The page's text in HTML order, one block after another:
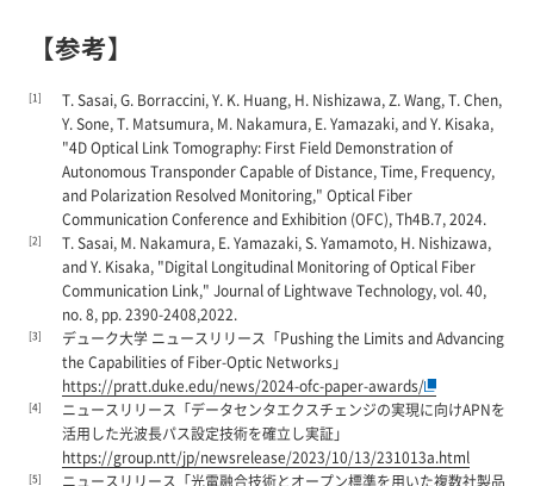
【参考】
[1]
T. Sasai, G. Borraccini, Y. K. Huang, H. Nishizawa, Z. Wang, T. Chen,
Y. Sone, T. Matsumura, M. Nakamura, E. Yamazaki, and Y. Kisaka,
"4D Optical Link Tomography: First Field Demonstration of
Autonomous Transponder Capable of Distance, Time, Frequency,
and Polarization Resolved Monitoring," Optical Fiber
Communication Conference and Exhibition (OFC), Th4B.7, 2024.
[2]
T. Sasai, M. Nakamura, E. Yamazaki, S. Yamamoto, H. Nishizawa,
and Y. Kisaka, "Digital Longitudinal Monitoring of Optical Fiber
Communication Link," Journal of Lightwave Technology, vol. 40,
no. 8, pp. 2390-2408,2022.
[3]
デューク大学 ニュースリリース「Pushing the Limits and Advancing
the Capabilities of Fiber-Optic Networks」
https://pratt.duke.edu/news/2024-ofc-paper-awards/
[4]
ニュースリリース「データセンタエクスチェンジの実現に向けAPNを
活用した光波長パス設定技術を確立し実証」
https://group.ntt/jp/newsrelease/2023/10/13/231013a.html
[5]
ニュースリリース「光電融合技術とオープン標準を用いた複数社製品